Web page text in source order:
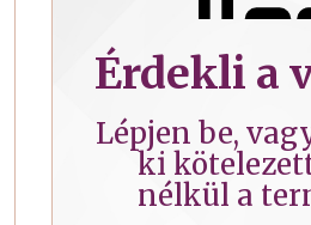
Érdekli a
Lépjen be,
ki
nélkül a